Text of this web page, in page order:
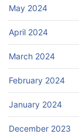
May 2024
April 2024
March 2024
February 2024
January 2024
December 2023